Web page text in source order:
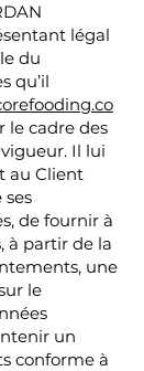
légal
du
qu’il
le cadre des
Il lui
au Client
ses
de fournir à
à partir de la
une
le
un
conforme à